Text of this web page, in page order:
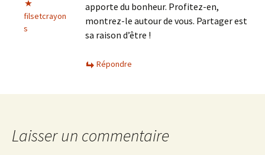
filsetcrayon
s
apporte du bonheur. Profitez-en,
montrez-le autour de vous. Partager est
sa raison d’être !
Répondre
Laisser un commentaire